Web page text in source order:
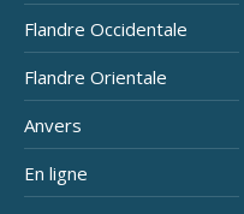
Flandre Occidentale
Flandre Orientale
Anvers
En ligne